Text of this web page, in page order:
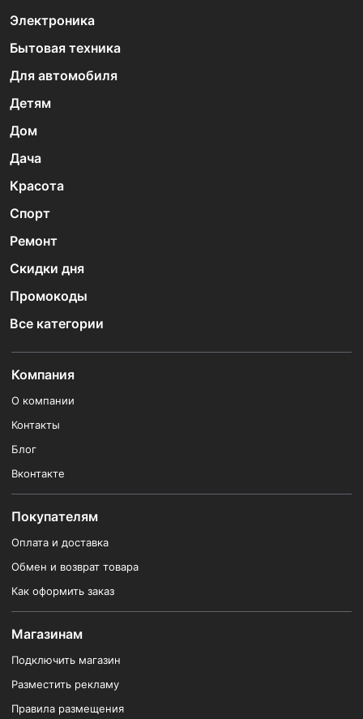
Электроника
Бытовая техника
Для автомобиля
Детям
Дом
Дача
Красота
Спорт
Ремонт
Скидки дня
Промокоды
Все категории
Компания
О компании
Контакты
Блог
Вконтакте
Покупателям
Оплата и доставка
Обмен и возврат товара
Как оформить заказ
Магазинам
Подключить магазин
Разместить рекламу
Правила размещения